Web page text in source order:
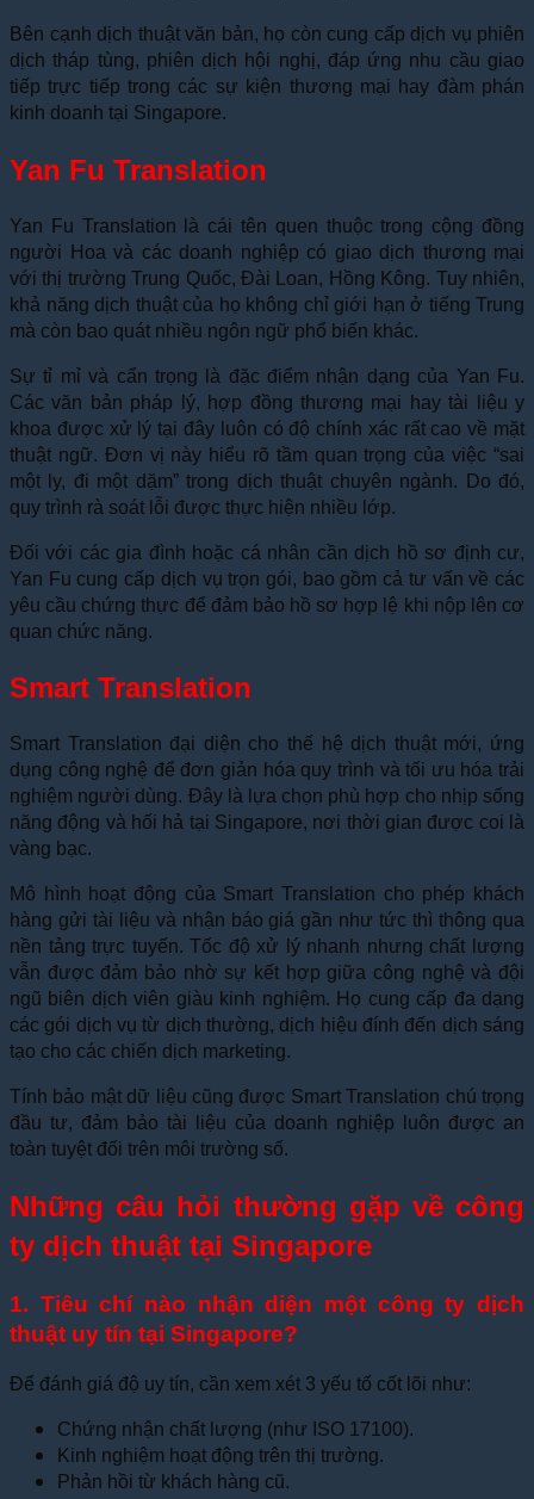
Bên cạnh dịch thuật văn bản, họ còn cung cấp dịch vụ phiên
dịch tháp tùng, phiên dịch hội nghị, đáp ứng nhu cầu giao
tiếp trực tiếp trong các sự kiện thương mại hay đàm phán
kinh doanh tại Singapore.
Yan Fu Translation
Yan Fu Translation là cái tên quen thuộc trong cộng đồng
người Hoa và các doanh nghiệp có giao dịch thương mại
với thị trường Trung Quốc, Đài Loan, Hồng Kông. Tuy nhiên,
khả năng dịch thuật của họ không chỉ giới hạn ở tiếng Trung
mà còn bao quát nhiều ngôn ngữ phổ biến khác.
Sự tỉ mỉ và cẩn trọng là đặc điểm nhận dạng của Yan Fu.
Các văn bản pháp lý, hợp đồng thương mại hay tài liệu y
khoa được xử lý tại đây luôn có độ chính xác rất cao về mặt
thuật ngữ. Đơn vị này hiểu rõ tầm quan trọng của việc “sai
một ly, đi một dặm” trong dịch thuật chuyên ngành. Do đó,
quy trình rà soát lỗi được thực hiện nhiều lớp.
Đối với các gia đình hoặc cá nhân cần dịch hồ sơ định cư,
Yan Fu cung cấp dịch vụ trọn gói, bao gồm cả tư vấn về các
yêu cầu chứng thực để đảm bảo hồ sơ hợp lệ khi nộp lên cơ
quan chức năng.
Smart Translation
Smart Translation đại diện cho thế hệ dịch thuật mới, ứng
dụng công nghệ để đơn giản hóa quy trình và tối ưu hóa trải
nghiệm người dùng. Đây là lựa chọn phù hợp cho nhịp sống
năng động và hối hả tại Singapore, nơi thời gian được coi là
vàng bạc.
Mô hình hoạt động của Smart Translation cho phép khách
hàng gửi tài liệu và nhận báo giá gần như tức thì thông qua
nền tảng trực tuyến. Tốc độ xử lý nhanh nhưng chất lượng
vẫn được đảm bảo nhờ sự kết hợp giữa công nghệ và đội
ngũ biên dịch viên giàu kinh nghiệm. Họ cung cấp đa dạng
các gói dịch vụ từ dịch thường, dịch hiệu đính đến dịch sáng
tạo cho các chiến dịch marketing.
Tính bảo mật dữ liệu cũng được Smart Translation chú trọng
đầu tư, đảm bảo tài liệu của doanh nghiệp luôn được an
toàn tuyệt đối trên môi trường số.
Những câu hỏi thường gặp về công
ty dịch thuật tại Singapore
1. Tiêu chí nào nhận diện một công ty dịch
thuật uy tín tại Singapore?
Để đánh giá độ uy tín, cần xem xét 3 yếu tố cốt lõi như:
Chứng nhận chất lượng (như ISO 17100).
Kinh nghiệm hoạt động trên thị trường.
Phản hồi từ khách hàng cũ.